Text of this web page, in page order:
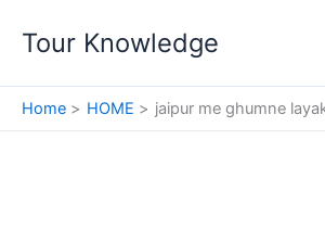
Tour Knowledge
Home HOME jaipur me ghumne